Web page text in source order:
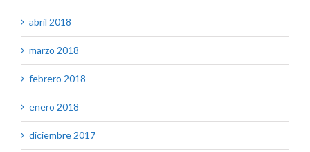
abril 2018
marzo 2018
febrero 2018
enero 2018
diciembre 2017